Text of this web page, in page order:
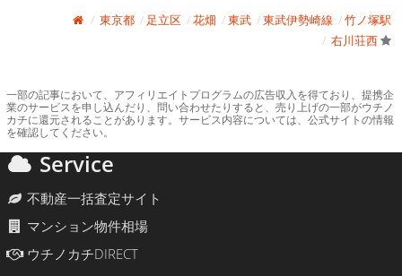
東京都 足立区 花畑 東武 東武伊勢崎線
竹ノ塚駅
右川荘西
一部の記事において、アフィリエイトプログラムの広告収入を得ており、提携企
業のサービスを申し込んだり、問い合わせたりすると、売り上げの一部がウチノ
カチに還元されることがあります。サービス内容については、公式サイトの情報
を確認してください。
Service
不動産一括査定サイト
マンション物件相場
ウチノカチDIRECT